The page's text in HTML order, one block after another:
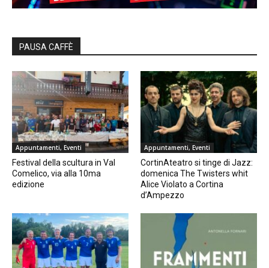
PAUSA CAFFÈ
Appuntamenti, Eventi
Festival della scultura in Val
Comelico, via alla 10ma
edizione
Appuntamenti, Eventi
CortinAteatro si tinge di Jazz:
domenica The Twisters whit
Alice Violato a Cortina
d’Ampezzo